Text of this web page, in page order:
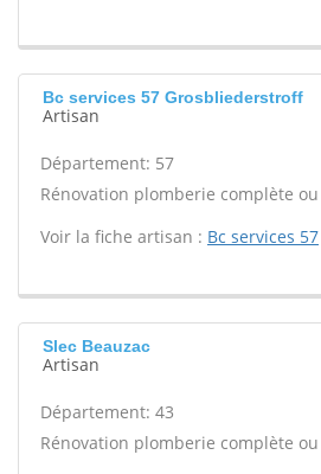
Bc services 57 Grosbliederstroff
Artisan
Département: 57
Rénovation plomberie complète
Voir la fiche artisan : Bc services 57
Slec Beauzac
Artisan
Département: 43
Rénovation plomberie complète